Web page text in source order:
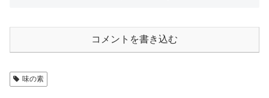
コメントを書き込む
味の素